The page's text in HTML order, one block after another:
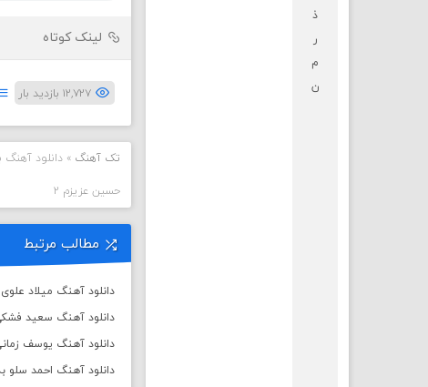
لینک کوتاه
۱۲,۷۲۷ بازدید بار
تک آهنگ »دانلود آهنگ
حسین عزیزم ۲
مطالب مرتبط
دانلود آهنگ میلاد
دانلود آهنگ سعید
دانلود آهنگ یوسف
دانلود آهنگ احمد سلو
ذ
ر
م
ن